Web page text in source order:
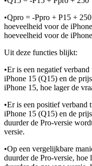
•Qpro = -Ppro + P15 +
hoeveelheid voor de
hoeveelheid voor de
Uit deze functies blijkt:
•Er is een negatief verband
iPhone 15 (Q15) en de
iPhone 15, hoe lager de
•Er is een positief verband
iPhone 15 (Q15) en de
duurder de Pro-versie
versie.
•Op een vergelijkbare
duurder de Pro-versie, hoe